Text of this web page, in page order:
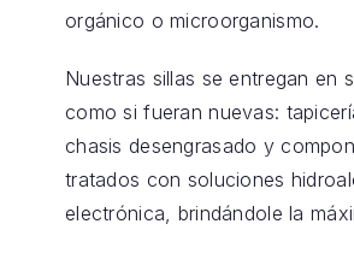
orgánico o microorganismo.
Nuestras sillas se entregan en
como si fueran nuevas:
chasis desengrasado y
tratados con soluciones
electrónica, brindándole la